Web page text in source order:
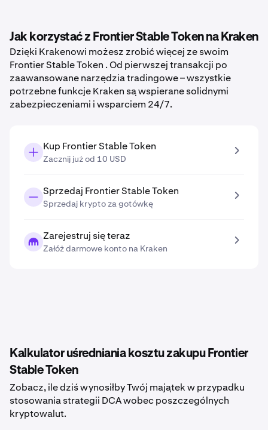
Jak korzystać z Frontier Stable Token na Kraken
Dzięki Krakenowi możesz zrobić więcej ze swoim
Frontier Stable Token . Od pierwszej transakcji po
zaawansowane narzędzia tradingowe – wszystkie
potrzebne funkcje Kraken są wspierane solidnymi
zabezpieczeniami i wsparciem 24/7.
Kup Frontier Stable Token
Zacznij już od 10 USD
Sprzedaj Frontier Stable Token
Sprzedaj krypto za gotówkę
Zarejestruj się teraz
Załóż darmowe konto na Kraken
Kalkulator uśredniania kosztu zakupu Frontier
Stable Token
Zobacz, ile dziś wynosiłby Twój majątek w przypadku
stosowania strategii DCA wobec poszczególnych
kryptowalut.